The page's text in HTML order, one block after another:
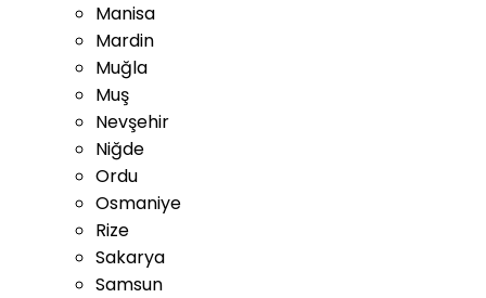
Manisa
Mardin
Muğla
Muş
Nevşehir
Niğde
Ordu
Osmaniye
Rize
Sakarya
Samsun